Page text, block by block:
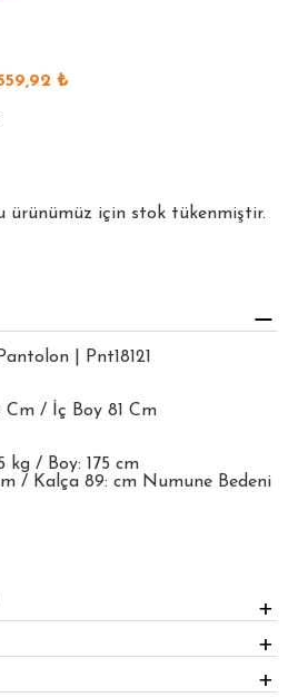
₺
ürünümüz için stok tükenmiştir.
| Pnt18121
Cm / İç Boy 81 Cm
kg / Boy: 175 cm
/ Kalça 89: cm Numune Bedeni